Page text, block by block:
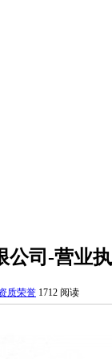
公司-营业
质荣誉 1712 阅读